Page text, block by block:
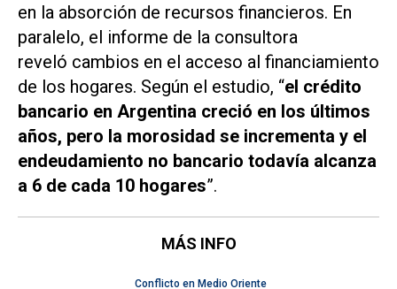
en la absorción de recursos financieros. En
paralelo, el informe de la consultora
reveló cambios en el acceso al financiamiento
de los hogares. Según el estudio, “el crédito
bancario en Argentina creció en los últimos
años, pero la morosidad se incrementa y el
endeudamiento no bancario todavía alcanza
a 6 de cada 10 hogares”.
MÁS INFO
Conflicto en Medio Oriente